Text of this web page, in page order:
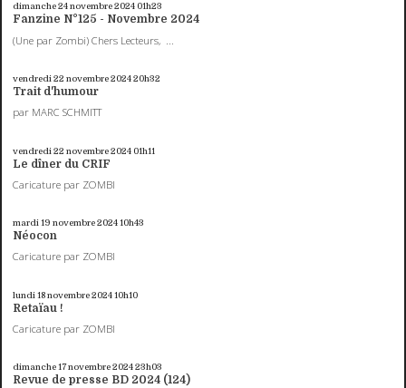
dimanche 24novembre 2024 01h23
Fanzine N°125 - Novembre 2024
(Une par Zombi) Chers Lecteurs, ...
vendredi 22 novembre 202420h32
Trait d'humour
par MARC SCHMITT
vendredi 22 novembre 2024 01h11
Le dîner du CRIF
Caricature par ZOMBI
mardi 19 novembre 202410h43
Néocon
Caricature par ZOMBI
lundi 18novembre 202410h10
Retaïau !
Caricature par ZOMBI
dimanche 17novembre 202423h03
Revue de presse BD 2024 (124)